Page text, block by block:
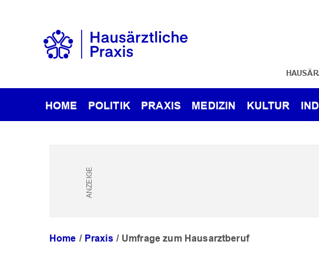
HOME POLITIK PRAXIS MEDIZIN KULTUR
Home Praxis Umfrage zum Hausarztberuf